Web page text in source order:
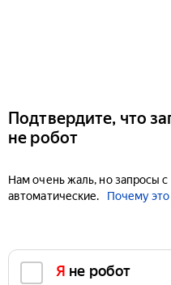
Подтвердите, что
не робот
Нам очень жаль, но запросы
автоматические.
Почему
Я не робот